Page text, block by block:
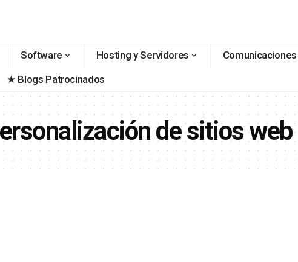
Software Hosting y Servidores Comunicaciones
★ Blogs Patrocinados
de sitios web